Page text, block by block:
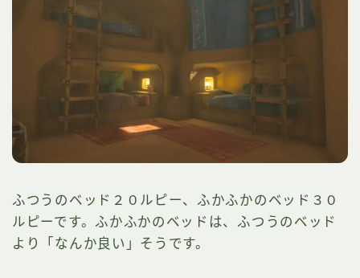
ふつうのベッド２０ルピー、ふかふかのベッド３０
ルピーです。ふかふかのベッドは、ふつうのベッド
より「なんか良い」そうです。